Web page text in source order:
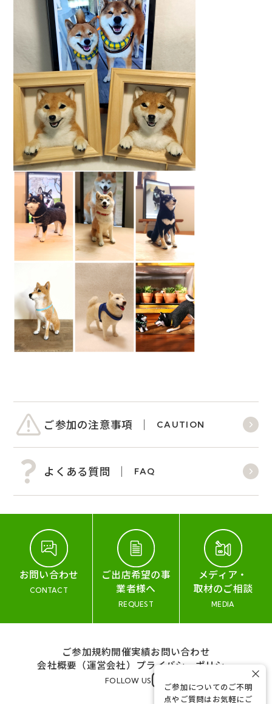
ご参加の注意事項 CAUTION
よくある質問 FAQ
お問い合わせ
CONTACT
ご出店希望の事
業者様へ
REQUEST
メディア・
取材のご相談
MEDIA
ご参加規約開催実績お問い合わせ
会社概要（運営会社） プライバシーポリシー
FOLLOW US
ご参加についてのご不明
点やご質問はお気軽にご
×